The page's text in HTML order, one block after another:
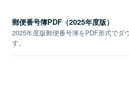
郵便番号簿PDF（2025年度版）
2025年度版郵便番号簿をPDF形式でダ
す。